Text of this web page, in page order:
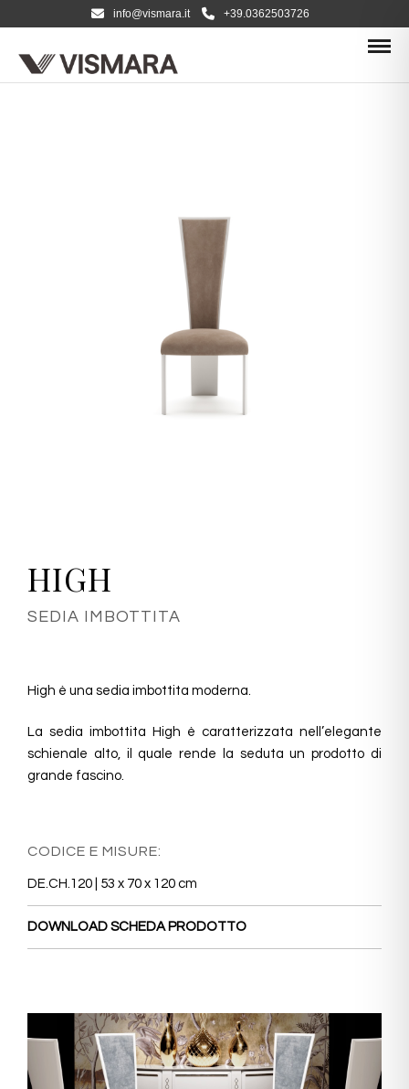
info@vismara.it +39.0362503726
HIGH
SEDIA IMBOTTITA
High è una sedia imbottita moderna.
La sedia imbottita High è caratterizzata nell’elegante
schienale alto, il quale rende la seduta un prodotto di
grande fascino.
CODICE E MISURE:
DE.CH.120 | 53 x 70 x 120 cm
DOWNLOAD SCHEDA PRODOTTO